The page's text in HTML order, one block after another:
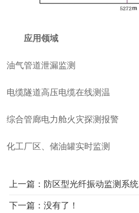
应用领域
油气管道泄漏监测
电缆隧道高压电缆在线测温
综合管廊电力舱火灾探测报警
化工厂区、储油罐实时监测
上一篇：防区型光纤振动监测系统
下一篇：没有了！